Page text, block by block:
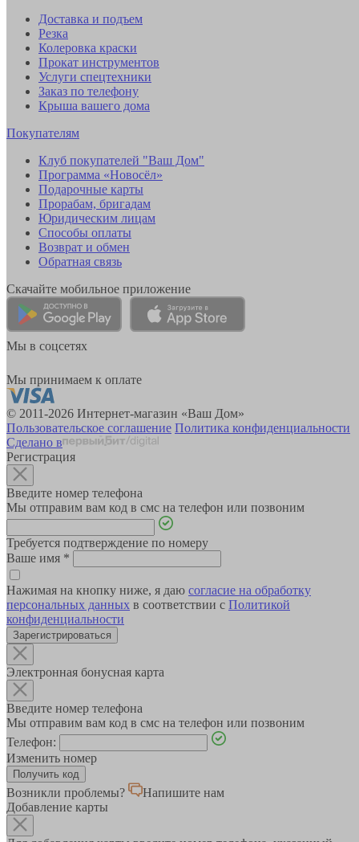
Доставка и подъем
Резка
Колеровка краски
Прокат инструментов
Услуги спецтехники
Заказ по телефону
Крыша вашего дома
Покупателям
Клуб покупателей "Ваш Дом"
Программа «Новосёл»
Подарочные карты
Прорабам, бригадам
Юридическим лицам
Способы оплаты
Возврат и обмен
Обратная связь
Скачайте мобильное приложение
Мы в соцсетях
Мы принимаем к оплате
© 2011-2026 Интернет-магазин «Ваш Дом»
Пользовательское соглашение Политика конфиденциальности
Сделано в
Регистрация
Введите номер телефона
Мы отправим вам код в смс на телефон или позвоним
Требуется подтверждение по номеру
Ваше имя *
Нажимая на кнопку ниже, я даю согласие на обработку
персональных данных в соответствии с Политикой
конфиденциальности
Зарегистрироваться
Электронная бонусная карта
Введите номер телефона
Мы отправим вам код в смс на телефон или позвоним
Телефон:
Изменить номер
Возникли проблемы?
Напишите нам
Добавление карты